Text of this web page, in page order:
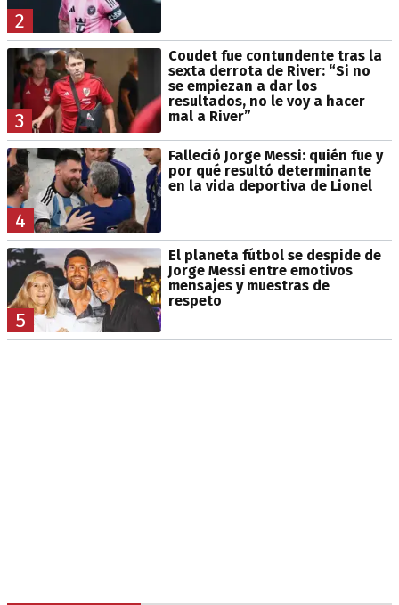
2
3
Coudet fue contundente tras la
sexta derrota de River: “Si no
se empiezan a dar los
resultados, no le voy a hacer
mal a River”
4
Falleció Jorge Messi: quién fue y
por qué resultó determinante
en la vida deportiva de Lionel
5
El planeta fútbol se despide de
Jorge Messi entre emotivos
mensajes y muestras de
respeto